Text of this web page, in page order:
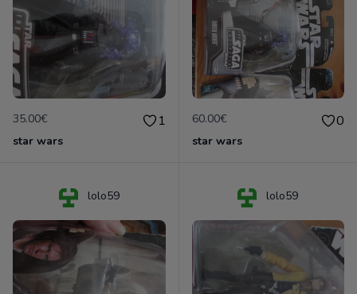
35.00€ 1
star wars
60.00€ 0
star wars
lolo59 lolo59